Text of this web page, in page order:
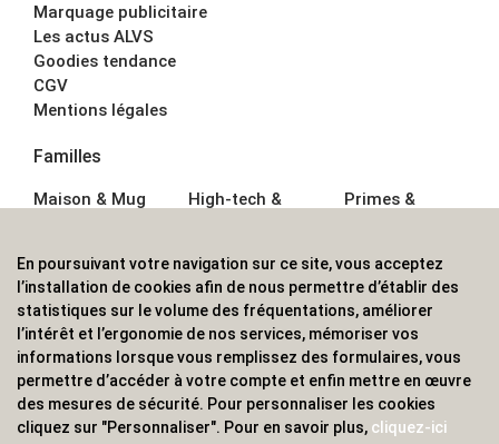
Marquage publicitaire
Les actus ALVS
Goodies tendance
CGV
Mentions légales
Familles
Maison & Mug
Écriture
Bagagerie sacs
High-tech &
Sport &
Outdoor
Enfant
Primes &
Boisson
Textile &
Casquette
Accessoires de
ALVS, fournisseur d'objets publicitaires, pour les
professionnels. Une implantation nationale, une
En poursuivant votre navigation sur ce site, vous acceptez
l’installation de cookies afin de nous permettre d’établir des
statistiques sur le volume des fréquentations, améliorer
l’intérêt et l’ergonomie de nos services, mémoriser vos
informations lorsque vous remplissez des formulaires, vous
permettre d’accéder à votre compte et enfin mettre en œuvre
des mesures de sécurité. Pour personnaliser les cookies
cliquez sur "Personnaliser". Pour en savoir plus, cliquez-ici